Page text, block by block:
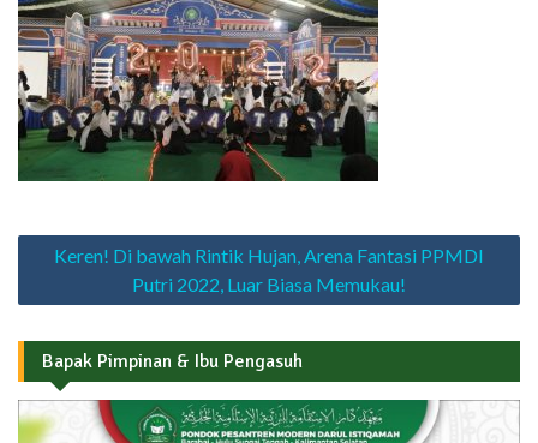
Navigasi
Keren! Di bawah Rintik Hujan, Arena Fantasi PPMDI
Putri 2022, Luar Biasa Memukau!
Bapak Pimpinan & Ibu Pengasuh